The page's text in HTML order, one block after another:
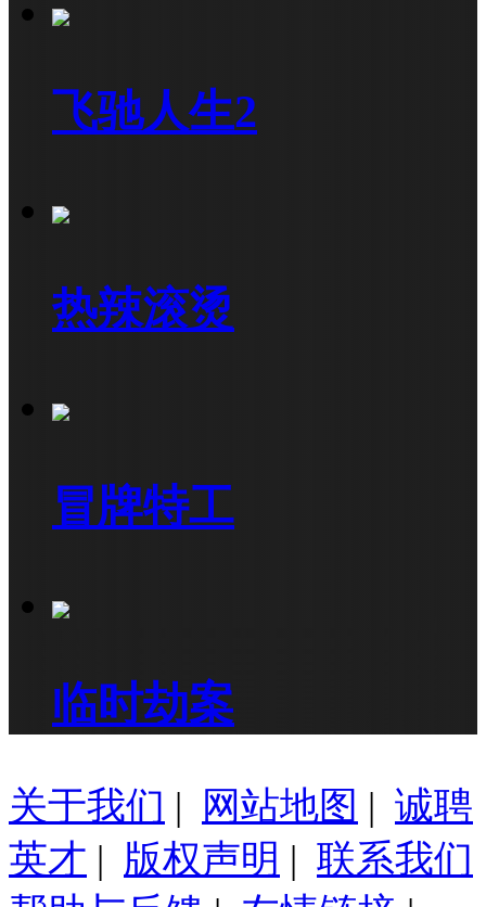
飞驰人生2
热辣滚烫
冒牌特工
临时劫案
关于我们 | 网站地图 | 诚聘
英才 | 版权声明 | 联系我们